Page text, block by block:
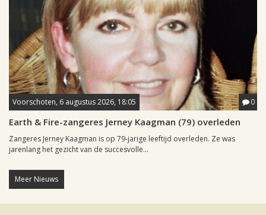
Voorschoten, 6 augustus 2026, 18:05 0
Earth & Fire-zangeres Jerney Kaagman (79) overleden
Zangeres Jerney Kaagman is op 79-jarige leeftijd overleden. Ze was
jarenlang het gezicht van de succesvolle...
Meer Nieuws